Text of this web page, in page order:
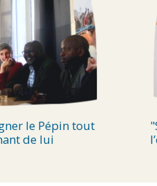
le Pépin tout
de lui